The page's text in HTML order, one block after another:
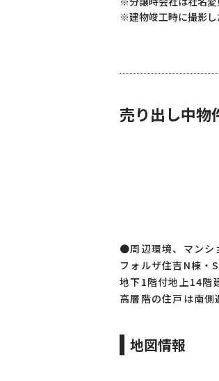
※建物竣工時に撮影し
売り出し中物
●周辺環境、マンシ
フォルザ住吉N棟・
地下1階付地上14階
高層階の住戸は南側
地図情報